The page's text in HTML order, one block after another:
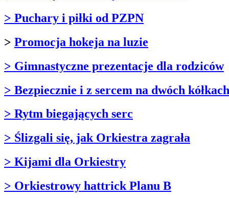
> Puchary i piłki od PZPN
> Promocja hokeja na luzie
> Gimnastyczne prezentacje dla rodziców
> Bezpiecznie i z sercem na dwóch kółkach
> Rytm biegających serc
> Ślizgali się, jak Orkiestra zagrała
> Kijami dla Orkiestry
> Orkiestrowy hattrick Planu B